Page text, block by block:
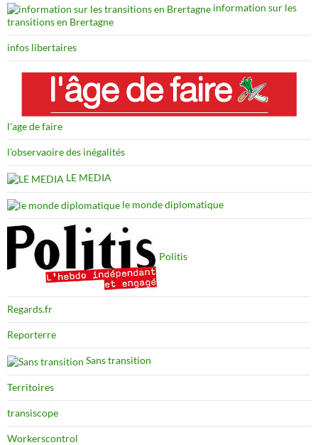
information sur les
transitions en Brertagne
infos libertaires
l'age de faire
l'observaoire des inégalités
LE MEDIA
le monde diplomatique
Politis
Regards.fr
Reporterre
Sans transition
Territoires
transiscope
Workerscontrol